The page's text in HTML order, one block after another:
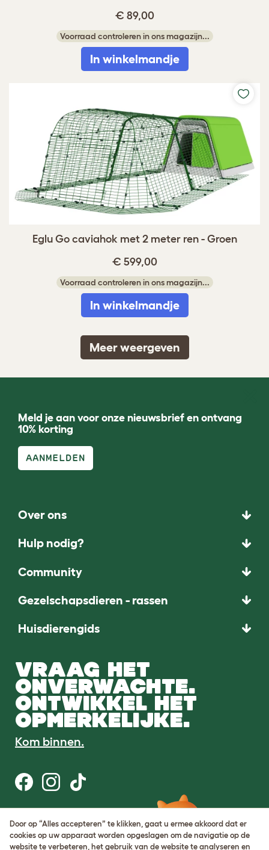
€ 89,00
Voorraad controleren in ons magazijn...
In winkelmandje
Eglu Go caviahok met 2 meter ren - Groen
€ 599,00
Voorraad controleren in ons magazijn...
In winkelmandje
Meer weergeven
Meld je aan voor onze nieuwsbrief en ontvang
10% korting
AANMELDEN
Over ons
Hulp nodig?
Community
Gezelschapsdieren - rassen
Huisdierengids
VRAAG HET
ONVERWACHTE.
ONTWIKKEL HET
OPMERKELIJKE.
Kom binnen.
Gebruiksvoorwaarden
Cookie & privacybeleid
Cookie Settings
Door op “Alles accepteren” te klikken, gaat u ermee akkoord dat er
cookies op uw apparaat worden opgeslagen om de navigatie op de
website te verbeteren, het gebruik van de website te analyseren en